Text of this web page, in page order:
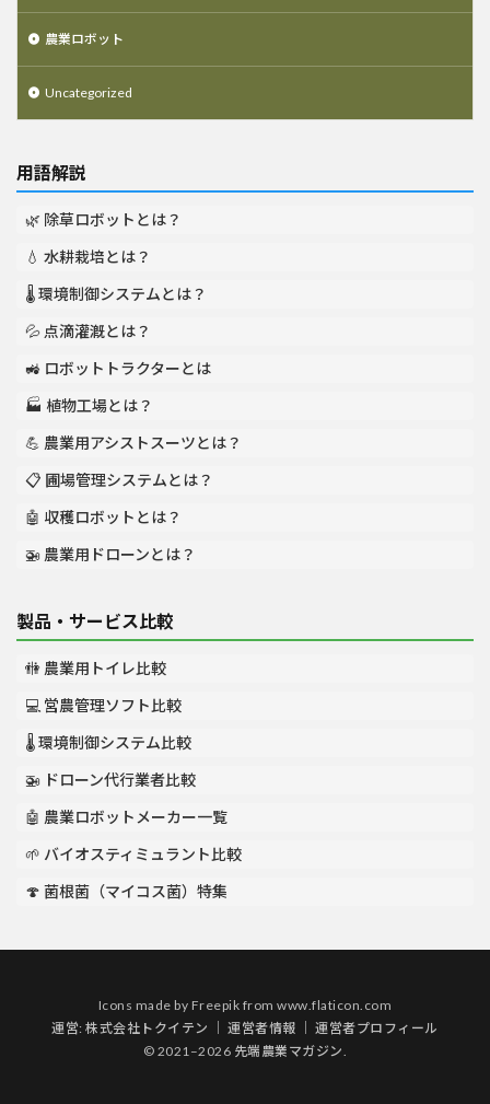
農業ロボット
Uncategorized
用語解説
🌿 除草ロボットとは？
💧 水耕栽培とは？
🌡️ 環境制御システムとは？
💦 点滴灌漑とは？
🚜 ロボットトラクターとは
🏭 植物工場とは？
💪 農業用アシストスーツとは？
📋 圃場管理システムとは？
🤖 収穫ロボットとは？
🚁 農業用ドローンとは？
製品・サービス比較
🚻 農業用トイレ比較
💻 営農管理ソフト比較
🌡️ 環境制御システム比較
🚁 ドローン代行業者比較
🤖 農業ロボットメーカー一覧
🌱 バイオスティミュラント比較
🍄 菌根菌（マイコス菌）特集
Icons made by Freepik fromwww.flaticon.com
運営:株式会社トクイテン ｜運営者情報 ｜運営者プロフィール
© 2021–2026 先端農業マガジン.